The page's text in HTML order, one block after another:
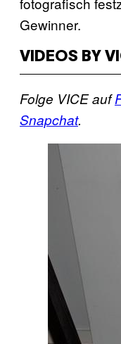
Gewinner.
VIDEOS BY
Folge VICE auf
Snapchat.